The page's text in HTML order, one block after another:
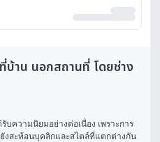
บ้าน นอกสถานที่ โดยช่าง
บความนิยมอย่างต่อเนื่อง เพราะการ
งสะท้อนบุคลิกและสไตล์ที่แตกต่างกัน